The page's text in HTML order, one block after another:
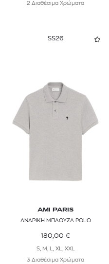
TOMMY JEANS
2 Διαθέσιμα Χρώματα
SS26
AMI PARIS
ΑΝΔΡΙΚΗ ΜΠΛΟΥΖΑ POLO
180,00 €
S, M, L, XL, XXL
3 Διαθέσιμα Χρώματα